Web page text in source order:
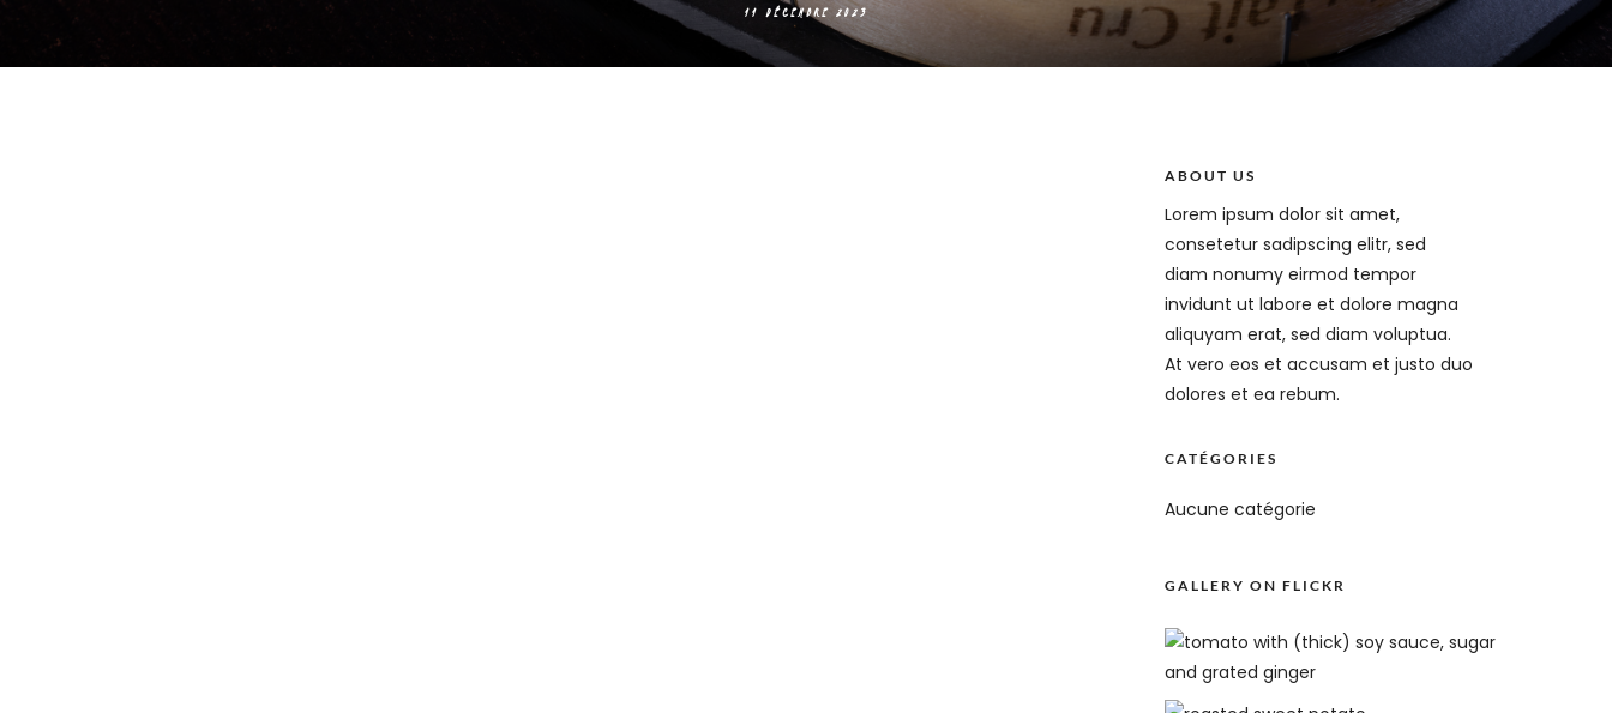
11 DÉCEMBRE 2023
ABOUT US
Lorem ipsum dolor sit amet,
consetetur sadipscing elitr, sed
diam nonumy eirmod tempor
invidunt ut labore et dolore magna
aliquyam erat, sed diam voluptua.
At vero eos et accusam et justo duo
dolores et ea rebum.
CATÉGORIES
Aucune catégorie
GALLERY ON FLICKR